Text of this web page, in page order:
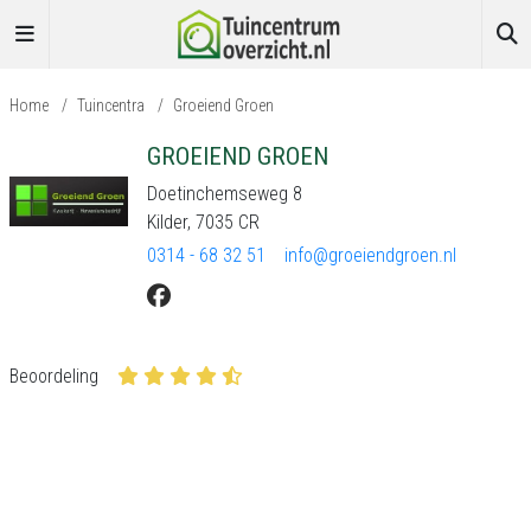
Home / Tuincentra / Groeiend Groen
GROEIEND GROEN
Doetinchemseweg 8
Kilder, 7035 CR
0314 - 68 32 51
info@groeiendgroen.nl
Beoordeling